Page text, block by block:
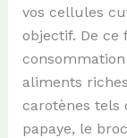
vos cellules
objectif. De
aliments
carotènes tels
papaye, le